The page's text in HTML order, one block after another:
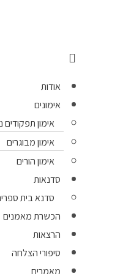
אודות
אימונים
אימון תפקודים
אימון מבוגרים
אימון הורים
סדנאות
סדנא בית
הכשרת מאמנים
הרצאות
סיפורי הצלחה
מאמרים